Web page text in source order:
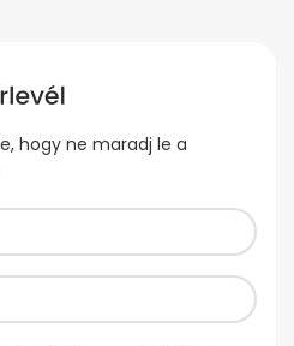
hogy ne maradj le a